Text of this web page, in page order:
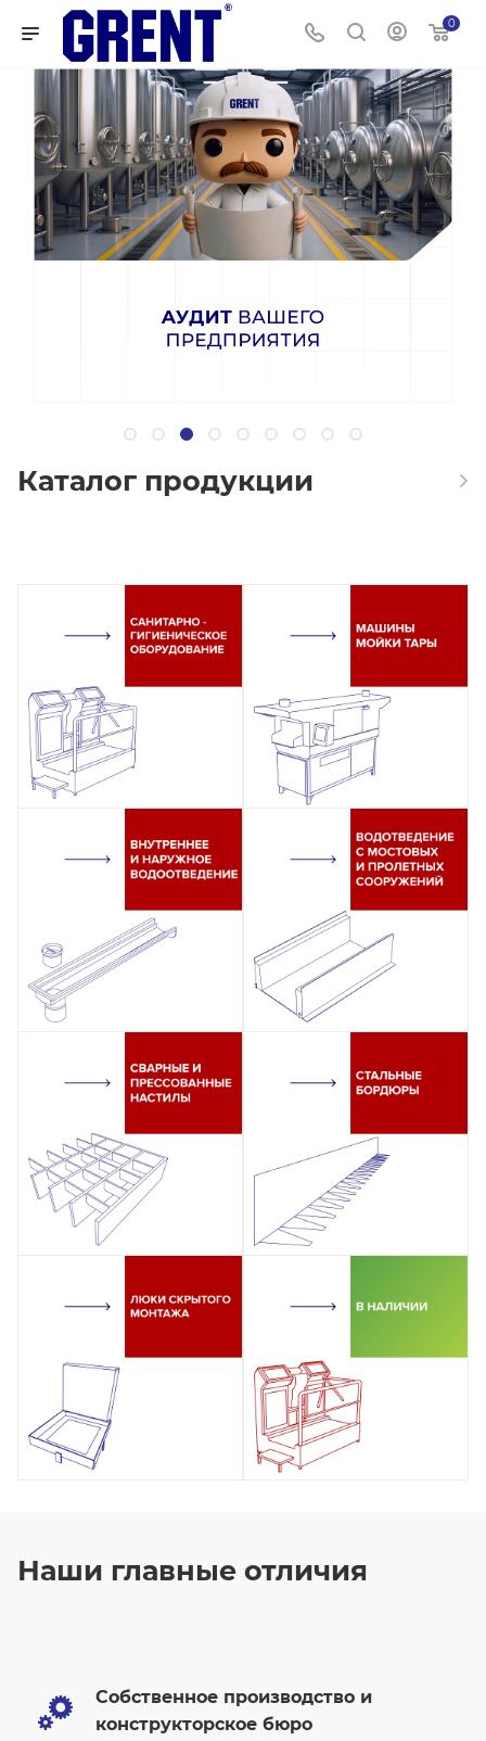
0
Каталог продукции
Наши главные отличия
Собственное производство и
конструкторское бюро